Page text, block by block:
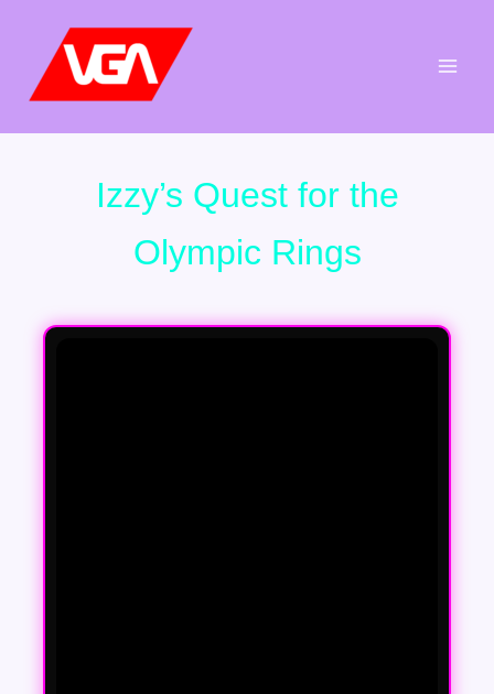
contenu
Izzy’s Quest for the
Olympic Rings